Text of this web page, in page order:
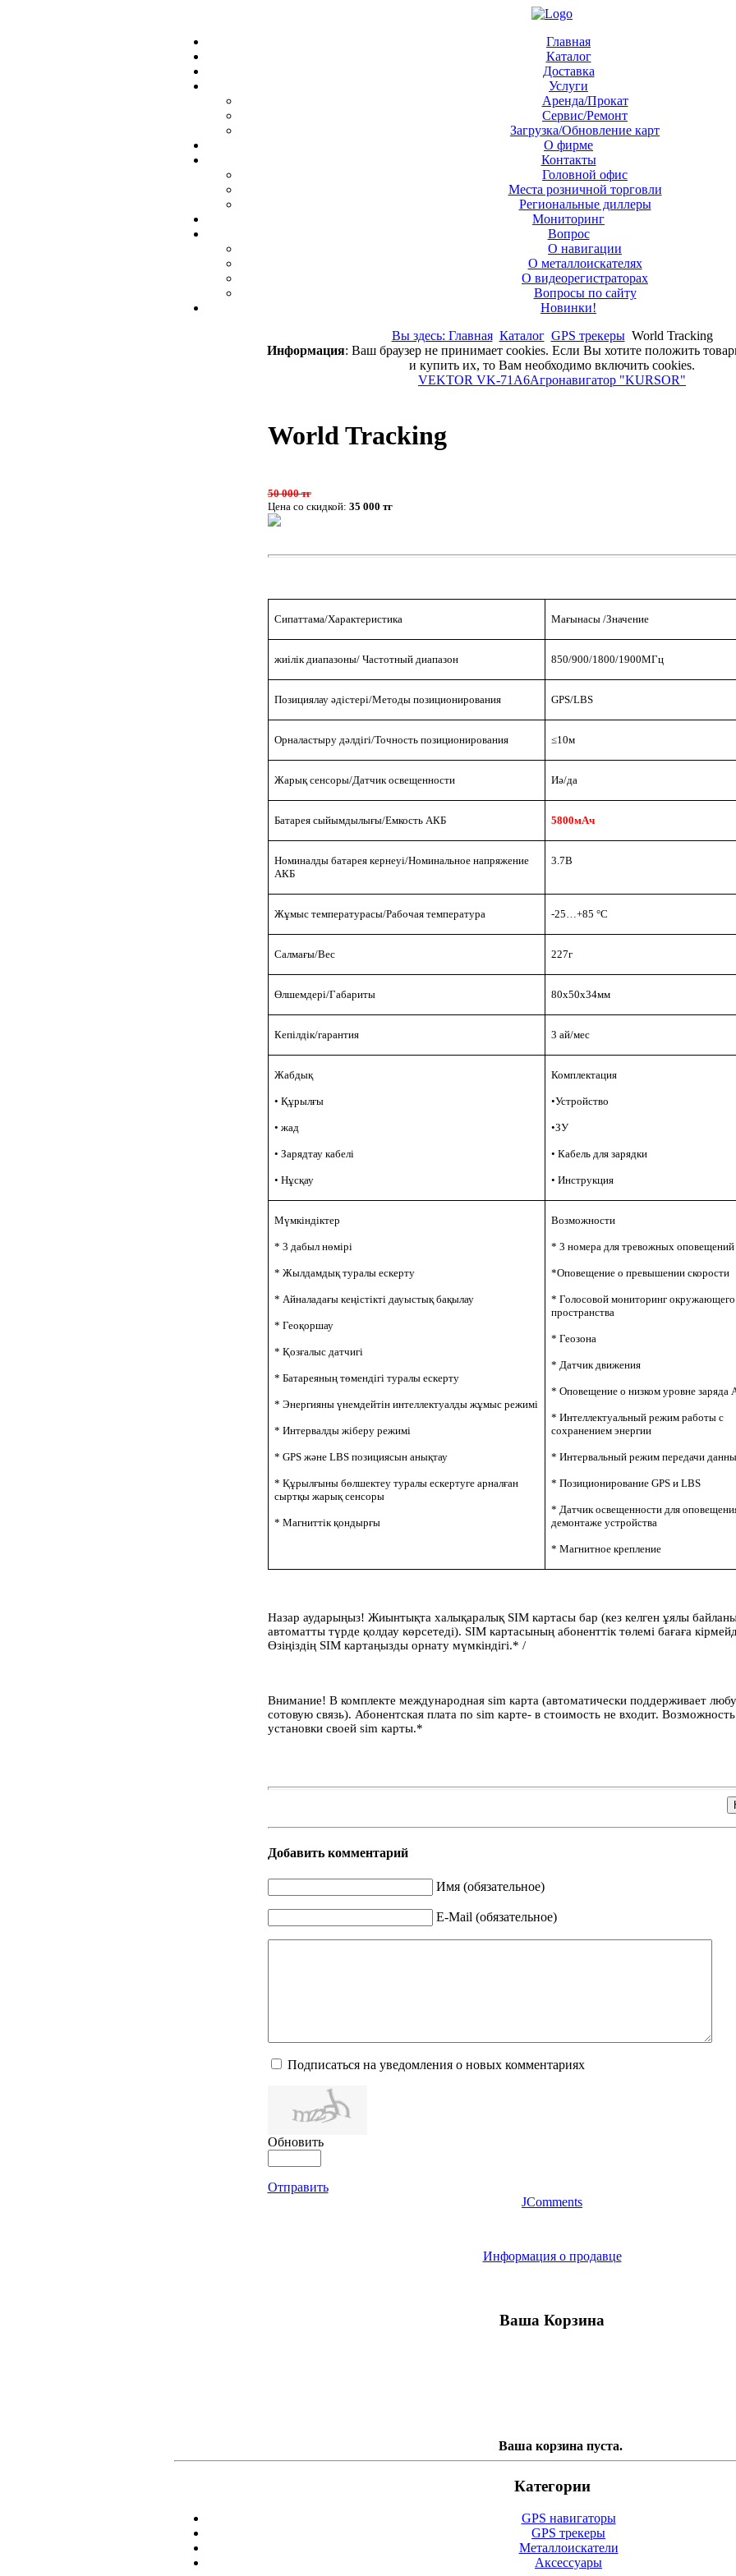
Главная
Каталог
Доставка
Услуги
Аренда/Прокат
Сервис/Ремонт
Загрузка/Обновление карт
О фирме
Контакты
Головной офис
Места розничной торговли
Региональные диллеры
Мониторинг
Вопрос
О навигации
О металлоискателях
О видеорегистраторах
Вопросы по сайту
Новинки!
Вы здесь: Главная Каталог GPS трекеры World Tracking
Информация: Ваш браузер не принимает cookies. Если Вы хотите положить
и купить их, то Вам необходимо включить cookies.
VEKTOR VK-71A6Агронавигатор "KURSOR"
World Tracking
50 000 тг
Цена со скидкой: 35 000 тг
Сипаттама/Характеристика Мағынасы /Значение
жиілік диапазоны/ Частотный диапазон 850/900/1800/1900МГц
Позициялау әдістері/Методы позиционирования GPS/LBS
Орналастыру дәлдігі/Точность позиционирования ≤10м
Жарық сенсоры/Датчик освещенности Иә/да
Батарея сыйымдылығы/Емкость АКБ 5800мАч
Номиналды батарея кернеуі/Номинальное напряжение
АКБ
3.7В
Жұмыс температурасы/Рабочая температура -25…+85 °С
Салмағы/Вес 227г
Өлшемдері/Габариты 80х50х34мм
Кепілдік/гарантия 3 ай/мес
Жабдық
• Құрылғы
• жад
• Зарядтау кабелі
• Нұсқау
Комплектация
•Устройство
•ЗУ
• Кабель для зарядки
• Инструкция
Мүмкіндіктер
* 3 дабыл нөмірі
* Жылдамдық туралы ескерту
* Айналадағы кеңістікті дауыстық бақылау
* Геоқоршау
* Қозғалыс датчигі
* Батареяның төмендігі туралы ескерту
* Энергияны үнемдейтін интеллектуалды жұмыс режимі
* Интервалды жіберу режимі
* GPS және LBS позициясын анықтау
* Құрылғыны бөлшектеу туралы ескертуге арналған
сыртқы жарық сенсоры
* Магниттік қондырғы
Возможности
* 3 номера для тревожных оповещений
*Оповещение о превышении скорости
* Голосовой мониторинг окружающего
пространства
* Геозона
* Датчик движения
* Оповещение о низком уровне заряда
* Интеллектуальный режим работы с
сохранением энергии
* Интервальный режим передачи
* Позиционирование GPS и LBS
* Датчик освещенности для
демонтаже устройства
* Магнитное крепление
Назар аударыңыз! Жиынтықта халықаралық SIM картасы бар (кез келген ұялы
автоматты түрде қолдау көрсетеді). SIM картасының абоненттік төлемі бағаға
Өзіңіздің SIM картаңызды орнату мүмкіндігі.* /
Внимание! В комплекте международная sim карта (автоматически поддерживает
сотовую связь). Абонентская плата по sim карте- в стоимость не входит. Возможность
установки своей sim карты.*
Добавить комментарий
Имя (обязательное)
E-Mail (обязательное)
Подписаться на уведомления о новых комментариях
Обновить
Отправить
JComments
Информация о продавце
Ваша Корзина
Ваша корзина пуста.
Категории
GPS навигаторы
GPS трекеры
Металлоискатели
Аксессуары